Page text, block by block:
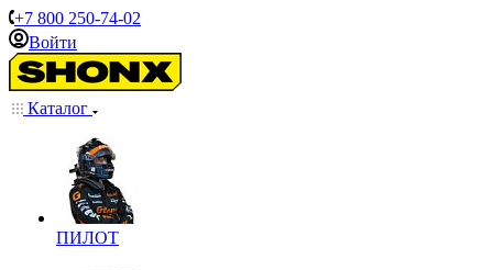
+7 800 250-74-02
Войти
Каталог
ПИЛОТ